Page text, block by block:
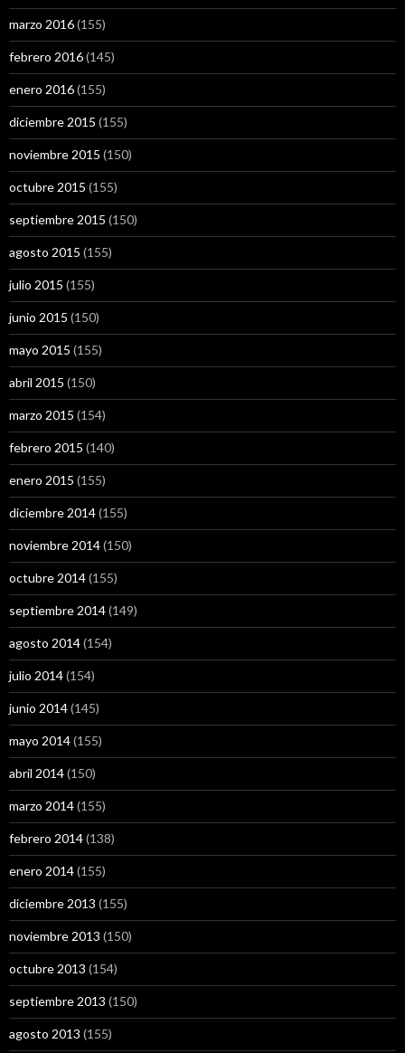
marzo 2016(155)
febrero 2016(145)
enero 2016(155)
diciembre 2015 (155)
noviembre 2015 (150)
octubre 2015 (155)
septiembre 2015 (150)
agosto 2015 (155)
julio 2015 (155)
junio 2015 (150)
mayo 2015 (155)
abril 2015 (150)
marzo 2015 (154)
febrero 2015 (140)
enero 2015 (155)
diciembre 2014(155)
noviembre 2014(150)
octubre 2014(155)
septiembre 2014(149)
agosto 2014(154)
julio 2014(154)
junio 2014(145)
mayo 2014(155)
abril 2014(150)
marzo 2014(155)
febrero 2014(138)
enero 2014(155)
diciembre 2013 (155)
noviembre 2013 (150)
octubre 2013 (154)
septiembre 2013 (150)
agosto 2013 (155)